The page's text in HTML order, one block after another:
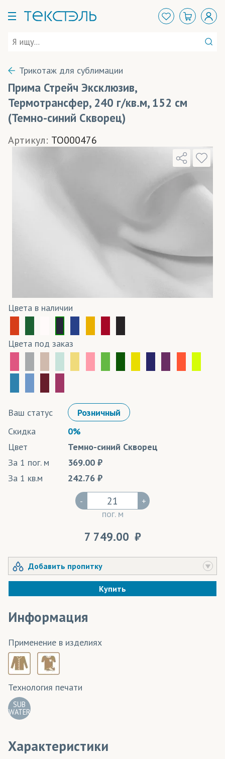
Трикотаж для сублимации
Прима Стрейч Эксклюзив,
Термотрансфер, 240 г/кв.м, 152 см
(Темно-синий Скворец)
Артикул: TO000476
Цвета в наличии
Цвета под заказ
Ваш статус
Розничный
Скидка
0%
Цвет
Темно-синий Скворец
За 1 пог. м
369.00
За 1 кв.м
242.76
-
пог. м
+
7 749.00
Добавить пропитку
Купить
Информация
Применение в изделиях
Технология печати
SUB
WATER
Характеристики